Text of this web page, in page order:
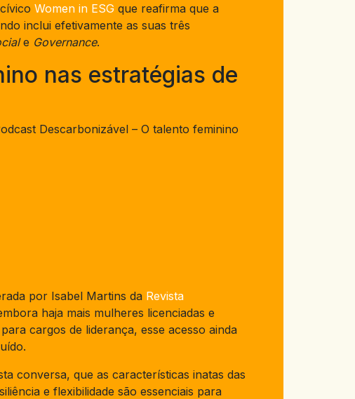
Women in ESGque reafirma que a
inclui efetivamente as suas três
e Governance.
nas estratégias de
Descarbonizável – O talento feminino
por Isabel Martins da Revista
haja mais mulheres licenciadas e
cargos de liderança, esse acesso ainda
conversa, que as características inatas das
e flexibilidade são essenciais para